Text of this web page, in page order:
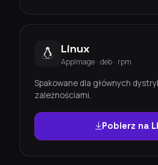
Linux
AppImage · deb · rpm
Spakowane dla głównych
zależnościami.
Pobierz na